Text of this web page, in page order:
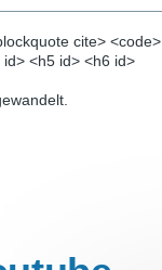
cite> <code>
<h5 id> <h6 id>